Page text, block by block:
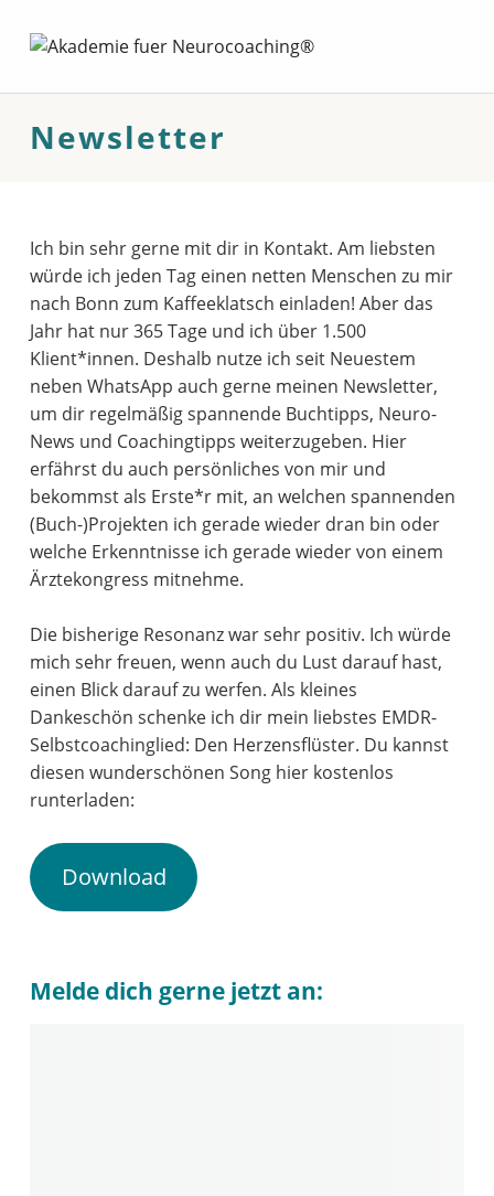
Newsletter – Akademie fuer
AKADEMIE FUER NEUROCOACHING®
AKADEMIE FUER NEUROCOACHING®
Newsletter
Ich bin sehr gerne mit dir in Kontakt. Am liebsten
würde ich jeden Tag einen netten Menschen zu mir
nach Bonn zum Kaffeeklatsch einladen! Aber das
Jahr hat nur 365 Tage und ich über 1.500
Klient*innen. Deshalb nutze ich seit Neuestem
neben WhatsApp auch gerne meinen Newsletter,
um dir regelmäßig spannende Buchtipps, Neuro-
News und Coachingtipps weiterzugeben. Hier
erfährst du auch persönliches von mir und
bekommst als Erste*r mit, an welchen spannenden
(Buch-)Projekten ich gerade wieder dran bin oder
welche Erkenntnisse ich gerade wieder von einem
Ärztekongress mitnehme.
Die bisherige Resonanz war sehr positiv. Ich würde
mich sehr freuen, wenn auch du Lust darauf hast,
einen Blick darauf zu werfen. Als kleines
Dankeschön schenke ich dir mein liebstes EMDR-
Selbstcoachinglied: Den Herzensflüster. Du kannst
diesen wunderschönen Song hier kostenlos
runterladen:
Download
Melde dich gerne jetzt an: